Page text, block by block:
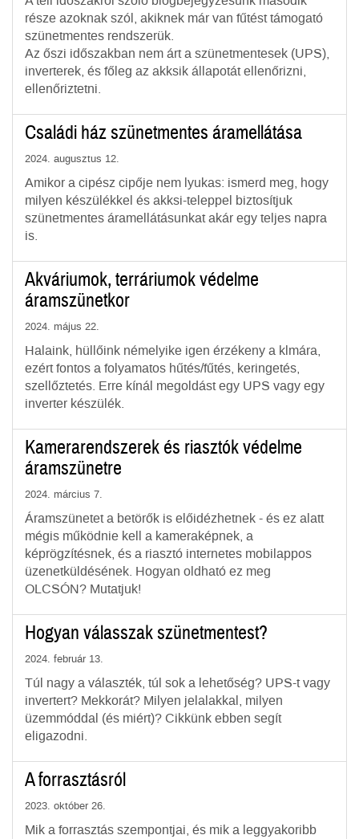
része azoknak szól, akiknek már van fűtést támogató
szünetmentes rendszerük.
Az őszi időszakban nem árt a szünetmentesek (UPS),
inverterek, és főleg az akksik állapotát ellenőrizni,
ellenőriztetni.
Családi ház szünetmentes áramellátása
2024. augusztus 12.
Amikor a cipész cipője nem lyukas: ismerd meg, hogy
milyen készülékkel és akksi-teleppel biztosítjuk
szünetmentes áramellátásunkat akár egy teljes napra
is.
Akváriumok, terráriumok védelme
áramszünetkor
2024. május 22.
Halaink, hüllőink némelyike igen érzékeny a klmára,
ezért fontos a folyamatos hűtés/fűtés, keringetés,
szellőztetés. Erre kínál megoldást egy UPS vagy egy
inverter készülék.
Kamerarendszerek és riasztók védelme
áramszünetre
2024. március 7.
Áramszünetet a betörők is előidézhetnek - és ez alatt
mégis működnie kell a kameraképnek, a
képrögzítésnek, és a riasztó internetes mobilappos
üzenetküldésének. Hogyan oldható ez meg
OLCSÓN? Mutatjuk!
Hogyan válasszak szünetmentest?
2024. február 13.
Túl nagy a választék, túl sok a lehetőség? UPS-t vagy
invertert? Mekkorát? Milyen jelalakkal, milyen
üzemmóddal (és miért)? Cikkünk ebben segít
eligazodni.
A forrasztásról
2023. október 26.
Mik a forrasztás szempontjai, és mik a leggyakoribb